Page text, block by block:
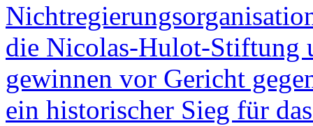
die Nicolas-Hulot-Stiftung
gewinnen vor Gericht
ein historischer Sieg für